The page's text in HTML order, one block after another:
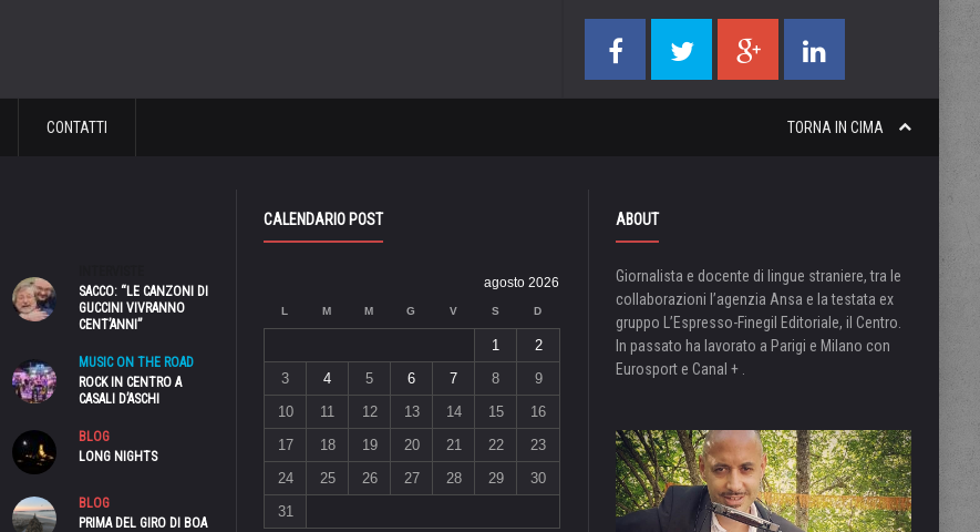
TORNA IN CIMA
CONTATTI
SACCO: “LE CANZONI DI
GUCCINI VIVRANNO
CENT’ANNI”
MUSIC ON THE ROAD
ROCK IN CENTRO A
CASALI D’ASCHI
BLOG
LONG NIGHTS
BLOG
PRIMA DEL GIRO DI BOA
CALENDARIO POST
agosto 2026
L M M G V S D
1
2
3
4 5 6 7 8
9
10
11 12 13 14 15
16
17
18 19 20 21 22
23
24
25 26 27 28 29
30
31
ABOUT
Giornalista e docente di lingue straniere, tra le
collaborazioni l’agenzia Ansa e la testata ex
gruppo L’Espresso-Finegil Editoriale, il Centro.
In passato ha lavorato a Parigi e Milano con
Eurosport e Canal + .